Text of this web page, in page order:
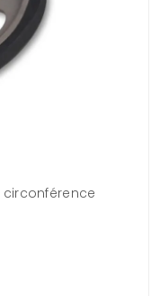
circonférence